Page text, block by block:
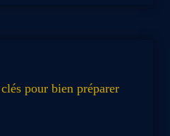
pour bien préparer